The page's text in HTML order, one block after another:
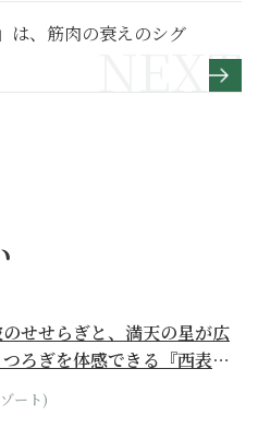
は、筋肉の衰えのシグ
せせらぎと、満天の星が広
ろぎを体感できる『西表島
ート)